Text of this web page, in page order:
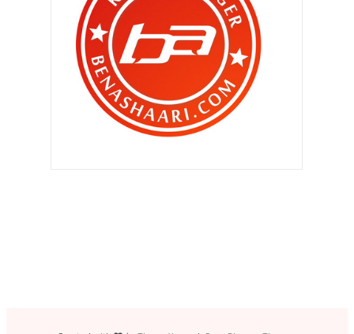
Tarikan TeddyVille Museum , Batu
Ferringhi di Pula...
Pelbagai perasaan tiba-tiba
menjelma..
Pengalaman menginap di
DoubleTree by Hilton, Penang.